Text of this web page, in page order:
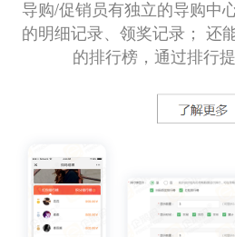
导购/促销员有独立的导购中
的明细记录、领奖记录； 还
的排行榜，通过排行